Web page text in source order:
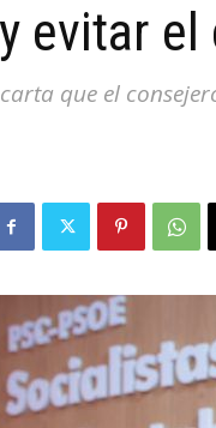
Cantabria
evitar
que el